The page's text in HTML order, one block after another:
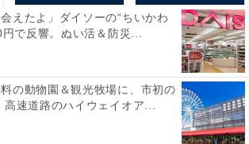
会えたよ」ダイソーの“ちいかわ
で反響。ぬい活＆防災...
料の動物園＆観光牧場に、市初の
速道路のハイウェイオア...